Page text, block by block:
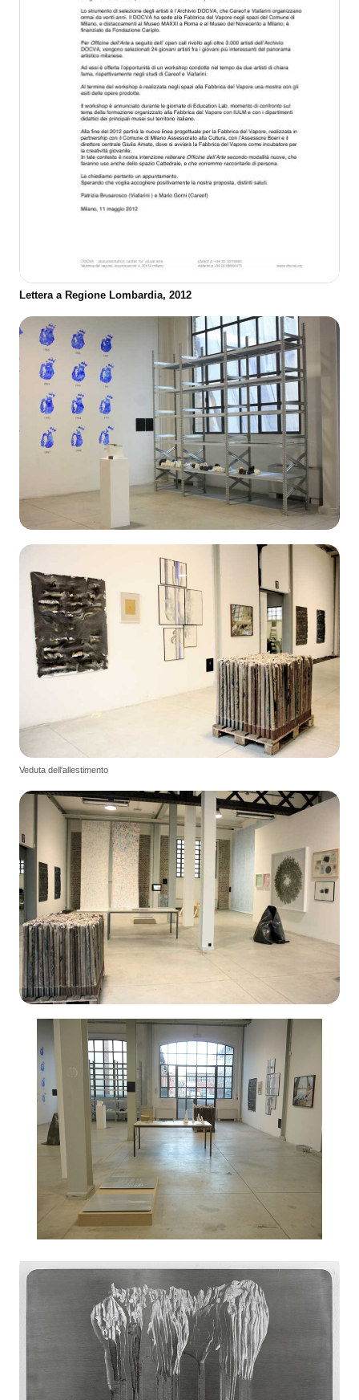
Lettera a Regione Lombardia, 2012
Veduta dell'allestimento